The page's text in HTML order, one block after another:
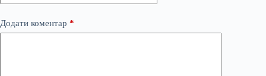
Додати коментар *